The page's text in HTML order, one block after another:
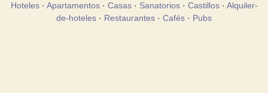
Hoteles· Apartamentos· Casas· Sanatorios· Castillos· Alquiler-
de-hoteles · Restaurantes · Cafés · Pubs